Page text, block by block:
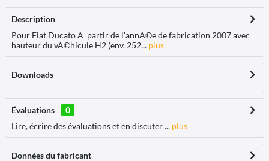
Description
Pour Fiat Ducato Ã partir de l'annÃ©e de fabrication 2007 avec
hauteur du vÃ©hicule H2 (env. 252... plus
Downloads
Évaluations
0
Lire, écrire des évaluations et en discuter ... plus
Données du fabricant